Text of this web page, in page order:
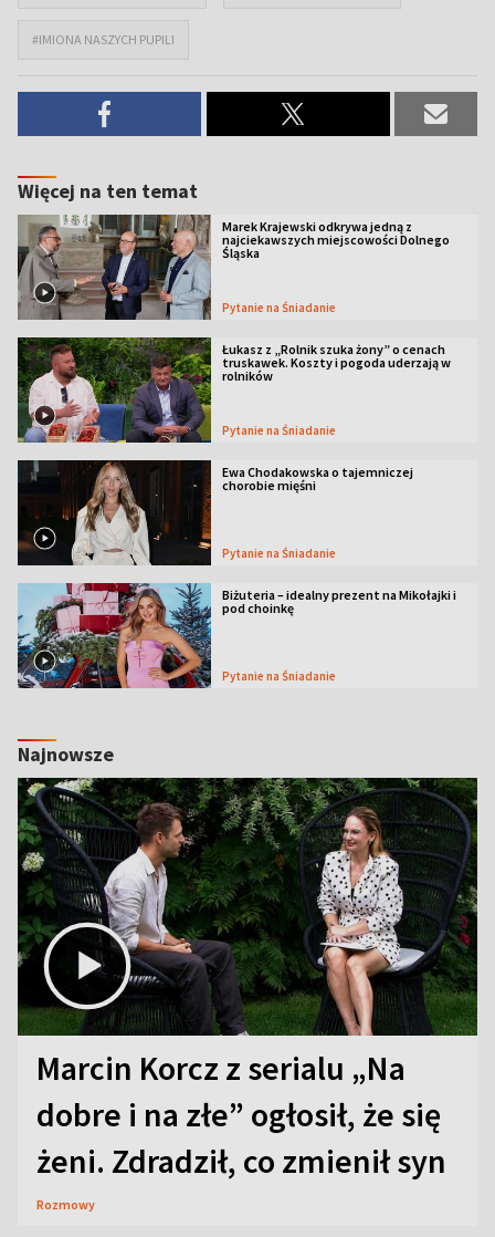
#IMIONA NASZYCH PUPILI
Więcej na ten temat
Marek Krajewski odkrywa jedną z
najciekawszych miejscowości Dolnego
Śląska
Pytanie na Śniadanie
Łukasz z „Rolnik szuka żony” o cenach
truskawek. Koszty i pogoda uderzają w
rolników
Pytanie na Śniadanie
Ewa Chodakowska o tajemniczej
chorobie mięśni
Pytanie na Śniadanie
Biżuteria – idealny prezent na Mikołajki i
pod choinkę
Pytanie na Śniadanie
Najnowsze
Marcin Korcz z serialu „Na
dobre i na złe” ogłosił, że się
żeni. Zdradził, co zmienił syn
Rozmowy